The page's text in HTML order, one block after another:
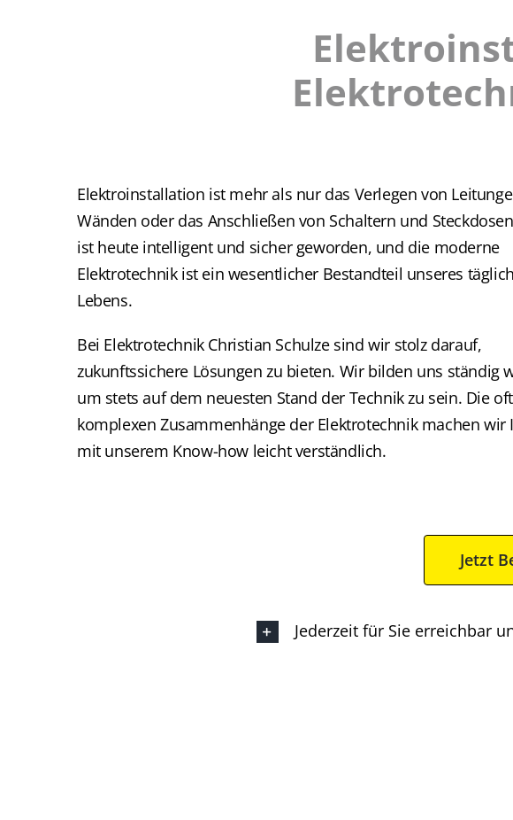
Elektroinstallation ist mehr als nur das Verlegen von
Wänden oder das Anschließen von Schaltern und
ist heute intelligent und sicher geworden, und die moderne
Elektrotechnik ist ein wesentlicher Bestandteil unseres
Lebens.
Bei Elektrotechnik Christian Schulze sind wir stolz darauf,
zukunftssichere Lösungen zu bieten. Wir bilden uns ständig
um stets auf dem neuesten Stand der Technik zu sein. Die oft
komplexen Zusammenhänge der Elektrotechnik machen wir
mit unserem Know-how leicht verständlich.
Jetzt
Jederzeit für Sie erreichbar